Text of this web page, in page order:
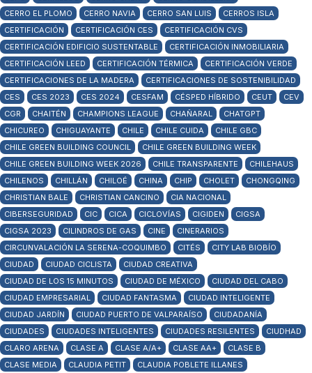
CERRO EL PLOMO
CERRO NAVIA CERRO SAN LUIS
CERROS ISLA
CERTIFICACIÓN
CERTIFICACIÓN CES
CERTIFICACIÓN CVS
CERTIFICACIÓN EDIFICIO SUSTENTABLE
CERTIFICACIÓN INMOBILIARIA
CERTIFICACIÓN LEED
CERTIFICACIÓN TÉRMICA
CERTIFICACIÓN VERDE
CERTIFICACIONES DE LA MADERA
CERTIFICACIONES DE SOSTENIBILIDAD
CES
CES 2023 CES 2024 CESFAM CÉSPED HÍBRIDO CEUT
CEV
CGR
CHAITÉN CHAMPIONS LEAGUE CHAÑARAL
CHATGPT
CHICUREO
CHIGUAYANTE CHILE CHILE CUIDA
CHILE GBC
CHILE GREEN BUILDING COUNCIL
CHILE GREEN BUILDING WEEK
CHILE GREEN BUILDING WEEK 2026
CHILE TRANSPARENTE
CHILEHAUS
CHILENOS
CHILLÁN CHILOÉ CHINA CHIP CHOLET
CHONGQING
CHRISTIAN BALE
CHRISTIAN CANCINO
CIA NACIONAL
CIBERSEGURIDAD
CIC CICA CICLOVÍAS CIGIDEN
CIGSA
CIGSA 2023
CILINDROS DE GAS CINE
CINERARIOS
CIRCUNVALACIÓN LA SERENA-COQUIMBO
CITÉS
CITY LAB BIOBÍO
CIUDAD
CIUDAD CICLISTA
CIUDAD CREATIVA
CIUDAD DE LOS 15 MINUTOS
CIUDAD DE MÉXICO
CIUDAD DEL CABO
CIUDAD EMPRESARIAL
CIUDAD FANTASMA
CIUDAD INTELIGENTE
CIUDAD JARDÍN
CIUDAD PUERTO DE VALPARAÍSO
CIUDADANÍA
CIUDADES
CIUDADES INTELIGENTES CIUDADES RESILENTES
CIUDHAD
CLARO ARENA
CLASE A CLASE A/A+ CLASE AA+
CLASE B
CLASE MEDIA
CLAUDIA PETIT CLAUDIA POBLETE ILLANES